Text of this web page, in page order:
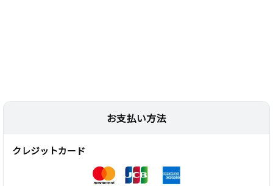
お支払い方法
クレジットカード